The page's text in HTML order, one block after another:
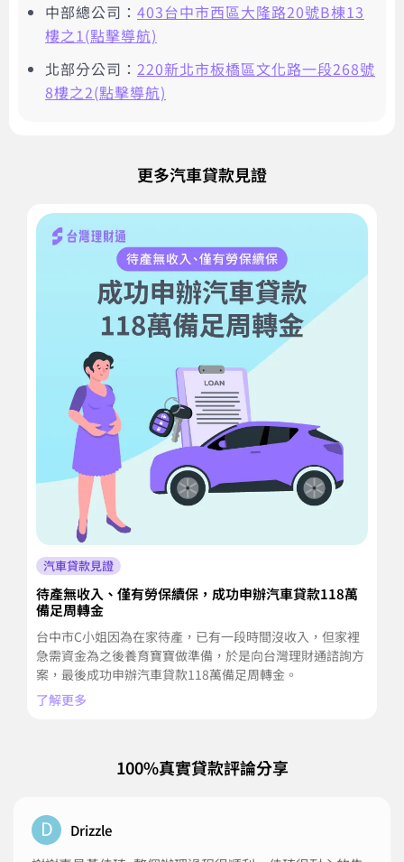
中部總公司： 403台中市西區大隆路20號B棟13
樓之1(點擊導航)
北部分公司： 220新北市板橋區文化路一段268號
8樓之2(點擊導航)
更多汽車貸款見證
汽車貸款見證
待產無收入、僅有勞保續保，成功申辦汽車貸款118萬
備足周轉金
台中市C小姐因為在家待產，已有一段時間沒收入，但家裡
急需資金為之後養育寶寶做準備，於是向台灣理財通諮詢方
案，最後成功申辦汽車貸款118萬備足周轉金。
了解更多
100%真實貸款評論分享
D
Drizzle